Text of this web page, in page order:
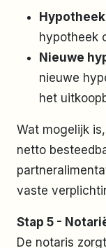
hypotheek
Nieuwe
nieuwe
het
Wat mogelijk
netto
vaste
Stap 5 -
De notaris